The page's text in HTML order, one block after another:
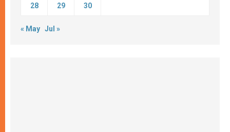
28 29 30
« May Jul »